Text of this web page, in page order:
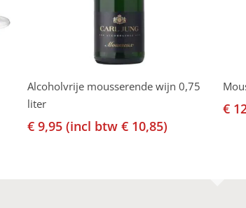
Toevoegen Aan Winkelwagen
Alcoholvrije mousserende wijn 0,75
liter
€ 9,95 (incl btw € 10,85)
€